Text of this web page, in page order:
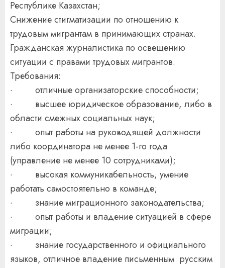
Республике Казахстан;
Снижение стигматизации по отношению к
трудовым мигрантам в принимающих странах.
Гражданская журналистика по освещению
ситуации с правами трудовых мигрантов.
Требования:
· отличные организаторские способности;
· высшее юридическое образование, либо в
области смежных социальных наук;
· опыт работы на руководящей должности
либо координатора не менее 1-го года
(управление не менее 10 сотрудниками);
· высокая коммуникабельность, умение
работать самостоятельно в команде;
· знание миграционного законодательства;
· опыт работы и владение ситуацией в сфере
миграции;
· знание государственного и официального
языков, отличное владение письменным русским